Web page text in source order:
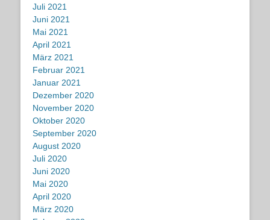
Juli 2021
Juni 2021
Mai 2021
April 2021
März 2021
Februar 2021
Januar 2021
Dezember 2020
November 2020
Oktober 2020
September 2020
August 2020
Juli 2020
Juni 2020
Mai 2020
April 2020
März 2020